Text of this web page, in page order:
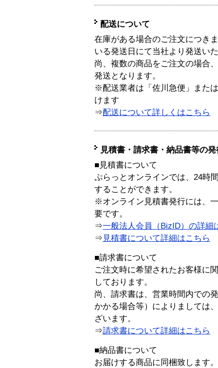
配送について
在庫がある場合のご注文につき
いる発送日にて当社より発送い
尚、複数の商品をご注文の場合
発送となります。
※配送業者は「佐川急便」また
けます
⇒配送について詳しくはこちら
見積書・請求書・納品書等の
■見積書について
ぷらっとオンラインでは、24時
することができます。
※オンライン見積書発行には、
要です。
⇒一般法人会員（BizID）の詳細
⇒ 見積書について詳細はこちら
■請求書について
ご注文時に希望されたお客様に
しております。
尚、請求書は、営業時間内での
かかる場合等）によりましては
ざいます。
⇒請求書について詳細はこちら
■納品書について
お届けする商品に同梱致します。